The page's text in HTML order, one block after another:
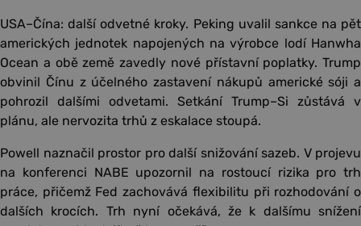
USA–Čína: další odvetné kroky. Peking uvalil sankce na pět
amerických jednotek napojených na výrobce lodí Hanwha
Ocean a obě země zavedly nové přístavní poplatky. Trump
obvinil Čínu z účelného zastavení nákupů americké sóji a
pohrozil dalšími odvetami. Setkání Trump–Si zůstává v
plánu, ale nervozita trhů z eskalace stoupá.
Powell naznačil prostor pro další snižování sazeb. V projevu
na konferenci NABE upozornil na rostoucí rizika pro trh
práce, přičemž Fed zachovává flexibilitu při rozhodování o
dalších krocích. Trh nyní očekává, že k dalšímu snížení